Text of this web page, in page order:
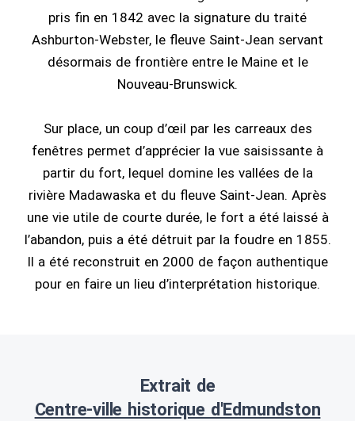
pris fin en 1842 avec la signature du traité
Ashburton-Webster, le fleuve Saint-Jean servant
désormais de frontière entre le Maine et le
Nouveau-Brunswick.
Sur place, un coup d’œil par les carreaux des
fenêtres permet d’apprécier la vue saisissante à
partir du fort, lequel domine les vallées de la
rivière Madawaska et du fleuve Saint-Jean. Après
une vie utile de courte durée, le fort a été laissé à
l’abandon, puis a été détruit par la foudre en 1855.
Il a été reconstruit en 2000 de façon authentique
pour en faire un lieu d’interprétation historique.
Extrait de
Centre-ville historique d'Edmundston